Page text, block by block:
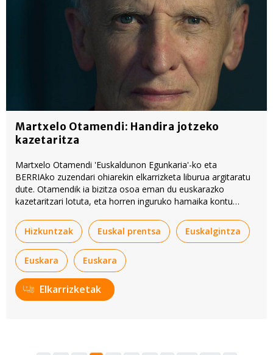
Martxelo Otamendi: Handira jotzeko
kazetaritza
Martxelo Otamendi 'Euskaldunon Egunkaria'-ko eta
BERRIAko zuzendari ohiarekin elkarrizketa liburua argitaratu
dute. Otamendik ia bizitza osoa eman du euskarazko
kazetaritzari lotuta, eta horren inguruko hamaika kontu
Hizkuntzak
Euskal prentsa Euskalgintza
Euskara Euskara
Elkarrizketak